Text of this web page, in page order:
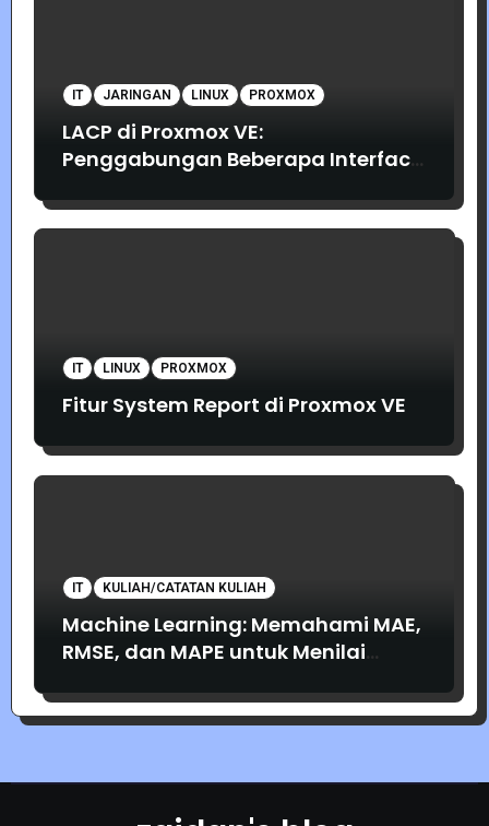
IT JARINGAN LINUX PROXMOX
LACP di Proxmox VE:
Penggabungan Beberapa Interface
IT LINUX PROXMOX
Fitur System Report di Proxmox VE
IT KULIAH/CATATAN KULIAH
Machine Learning: Memahami MAE,
RMSE, dan MAPE untuk Menilai